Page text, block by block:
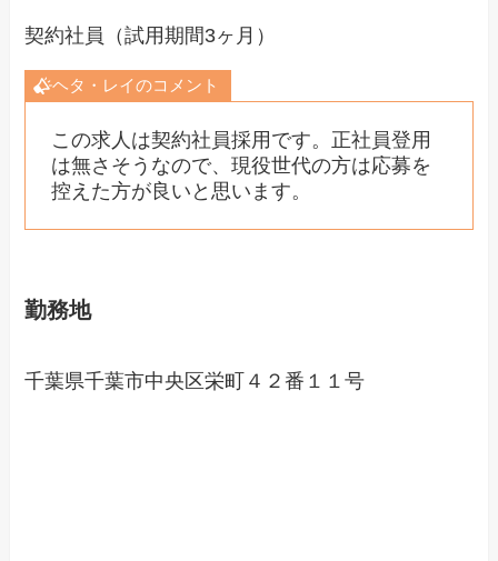
契約社員（試用期間3ヶ月）
ヘタ・レイのコメント
この求人は契約社員採用です。正社員登用
は無さそうなので、現役世代の方は応募を
控えた方が良いと思います。
勤務地
千葉県千葉市中央区栄町４２番１１号